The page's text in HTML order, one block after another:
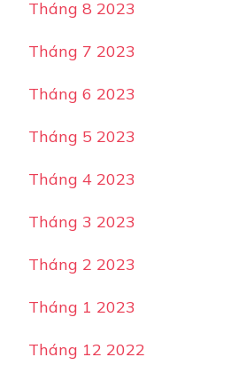
Tháng 8 2023
Tháng 7 2023
Tháng 6 2023
Tháng 5 2023
Tháng 4 2023
Tháng 3 2023
Tháng 2 2023
Tháng 1 2023
Tháng 12 2022